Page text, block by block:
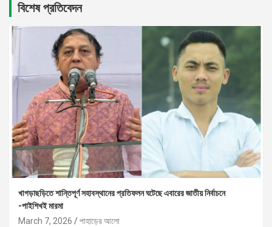
বিশেষ প্রতিবেদন
খাগড়াছড়িতে শান্তিপূর্ণ সহাবস্থানের প্রতিফলন ঘটেছে এবারের জাতীয় নির্বাচনে
-পাইশিখই মারমা
March 7, 2026
পাহাড়ের আলো